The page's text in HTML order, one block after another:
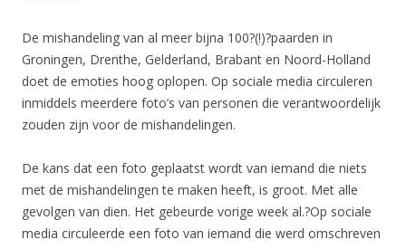
De mishandeling van al meer bijna 100?(!)?paarden in
Groningen, Drenthe, Gelderland, Brabant en Noord-Holland
doet de emoties hoog oplopen. Op sociale media circuleren
inmiddels meerdere foto’s van personen die verantwoordelijk
zouden zijn voor de mishandelingen.
De kans dat een foto geplaatst wordt van iemand die niets
met de mishandelingen te maken heeft, is groot. Met alle
gevolgen van dien. Het gebeurde vorige week al.?Op sociale
media circuleerde een foto van iemand die werd omschreven